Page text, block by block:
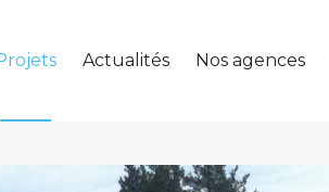
Actualités Nos agences